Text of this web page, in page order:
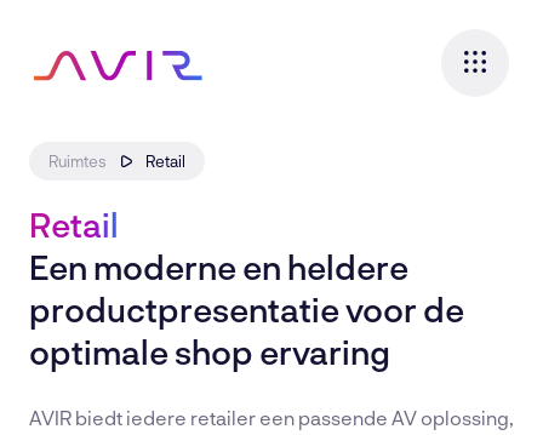
Ruimtes
Consultancy
Rental
Cases
Ruimtes Retail
Retail
Een moderne en heldere
productpresentatie voor de
optimale shop ervaring
AVIR biedt iedere retailer een passende AV oplossing,